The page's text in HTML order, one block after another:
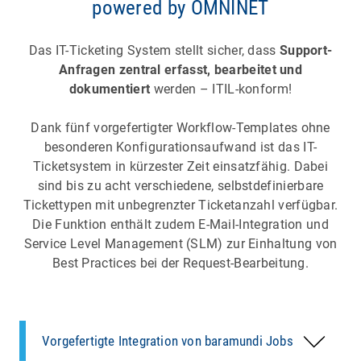
powered by OMNINET
Das IT-Ticketing System stellt sicher, dass Support-
Anfragen zentral erfasst, bearbeitet und
dokumentiert werden – ITIL-konform!
Dank fünf vorgefertigter Workflow-Templates ohne
besonderen Konfigurationsaufwand ist das IT-
Ticketsystem in kürzester Zeit einsatzfähig. Dabei
sind bis zu acht verschiedene, selbstdefinierbare
Tickettypen mit unbegrenzter Ticketanzahl verfügbar.
Die Funktion enthält zudem E-Mail-Integration und
Service Level Management (SLM) zur Einhaltung von
Best Practices bei der Request-Bearbeitung.
Vorgefertigte Integration von baramundi Jobs
Standardanfragen über die Integration von
baramundi Management SuiteJobs. Alle
angelegten Jobs sind automatisch auch direkt
im Helpdesk Ticket System verfügbar.
Softwareinstallationen und beliebige weitere
Jobausführungen können somit direkt aus dem
IT-Ticketing erledigt werden. Neue Jobs werden
über einen Abgleich komfortabel nachträglich
wird das Ticket von der Helpdesk-Software
Genehmigungspflichten für die Installation
lizenzpflichtiger Software werden einfach
den Vorgesetzen automatisch ausgelöst.
Dieser Workflow kann in Ticketvorlagen
gespeichert werden und so ggf. auch als Self
Service für die Endnutzer angeboten werden.
EineintegrierteKnowledge Baseermöglicht die
Verwaltung, Verschlagwortung und Verknüpfung
den Endbenutzern über ein Kundenportal zur
definierbare Filter und Ansichtenkönnen